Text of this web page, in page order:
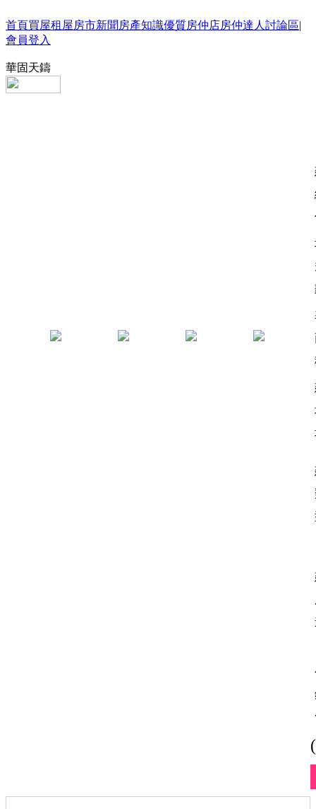
首頁買屋租屋房市新聞 房產知識優質房仲店房仲達人 討論區|
會員登入
華固天鑄